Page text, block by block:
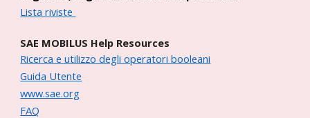
Lista riviste
SAE MOBILUS Help Resources
Ricerca e utilizzo degli operatori booleani
Guida Utente
www.sae.org
FAQ